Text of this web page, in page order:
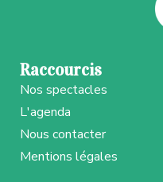
Raccourcis
Nos spectacles
L'agenda
Nous contacter
Mentions légales